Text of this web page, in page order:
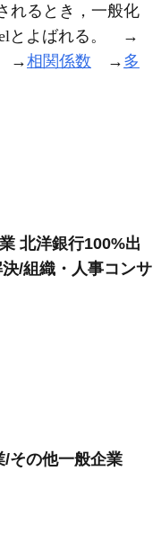
れるとき，一般化
とよばれる。 →
→相関係数 → 多
北洋銀行100%出
/組織・人事コンサ
/その他一般企業